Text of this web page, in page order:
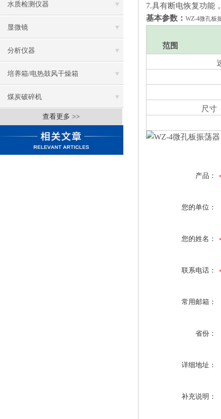
水质检测仪器
显微镜
分析仪器
培养箱/电热鼓风干燥箱
煤炭破碎机
查看更多 >>
7.具有断电恢复功能
基本参数： WZ-4微孔板
范围
尺寸
产品：
您的单位：
您的姓名：
联系电话：
常用邮箱：
省份：
详细地址：
补充说明：